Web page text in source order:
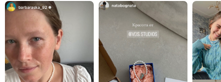
instagram*